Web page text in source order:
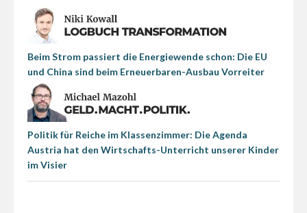
Beim Strom passiert die Energiewende schon: Die EU
und China sind beim Erneuerbaren-Ausbau Vorreiter
Politik für Reiche im Klassenzimmer: Die Agenda
Austria hat den Wirtschafts-Unterricht unserer Kinder
im Visier